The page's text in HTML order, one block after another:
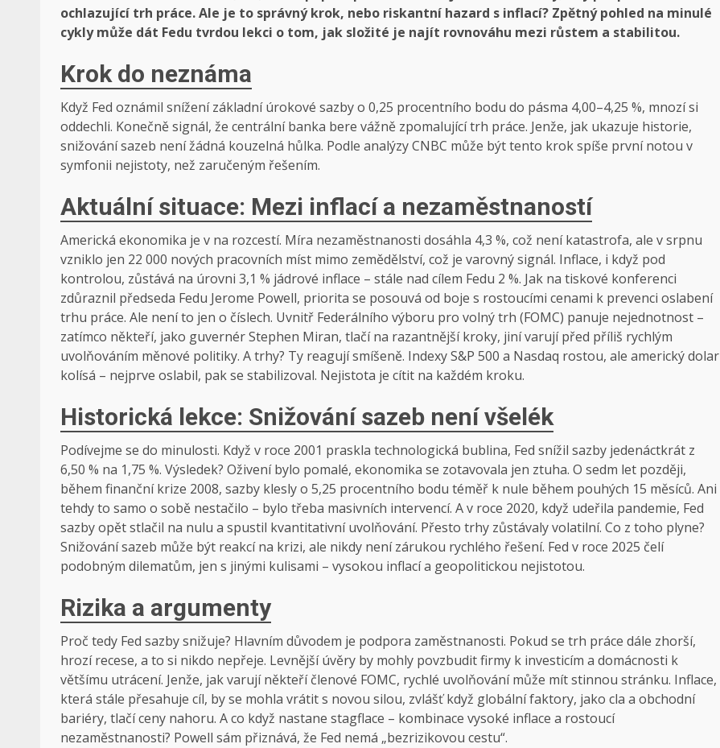
ochlazující trh práce. Ale je to správný krok, nebo riskantní hazard s inflací? Zpětný pohled na minulé
cykly může dát Fedu tvrdou lekci o tom, jak složité je najít rovnováhu mezi růstem a stabilitou.
Krok do neznáma
Když Fed oznámil snížení základní úrokové sazby o 0,25 procentního bodu do pásma 4,00–4,25 %, mnozí si
oddechli. Konečně signál, že centrální banka bere vážně zpomalující trh práce. Jenže, jak ukazuje historie,
snižování sazeb není žádná kouzelná hůlka. Podle analýzy CNBC může být tento krok spíše první notou v
symfonii nejistoty, než zaručeným řešením.
Aktuální situace: Mezi inflací a nezaměstnaností
Americká ekonomika je v na rozcestí. Míra nezaměstnanosti dosáhla 4,3 %, což není katastrofa, ale v srpnu
vzniklo jen 22 000 nových pracovních míst mimo zemědělství, což je varovný signál. Inflace, i když pod
kontrolou, zůstává na úrovni 3,1 % jádrové inflace – stále nad cílem Fedu 2 %. Jak na tiskové konferenci
zdůraznil předseda Fedu Jerome Powell, priorita se posouvá od boje s rostoucími cenami k prevenci oslabení
trhu práce. Ale není to jen o číslech. Uvnitř Federálního výboru pro volný trh (FOMC) panuje nejednotnost –
zatímco někteří, jako guvernér Stephen Miran, tlačí na razantnější kroky, jiní varují před příliš rychlým
uvolňováním měnové politiky. A trhy? Ty reagují smíšeně. Indexy S&P 500 a Nasdaq rostou, ale americký dolar
kolísá – nejprve oslabil, pak se stabilizoval. Nejistota je cítit na každém kroku.
Historická lekce: Snižování sazeb není všelék
Podívejme se do minulosti. Když v roce 2001 praskla technologická bublina, Fed snížil sazby jedenáctkrát z
6,50 % na 1,75 %. Výsledek? Oživení bylo pomalé, ekonomika se zotavovala jen ztuha. O sedm let později,
během finanční krize 2008, sazby klesly o 5,25 procentního bodu téměř k nule během pouhých 15 měsíců. Ani
tehdy to samo o sobě nestačilo – bylo třeba masivních intervencí. A v roce 2020, když udeřila pandemie, Fed
sazby opět stlačil na nulu a spustil kvantitativní uvolňování. Přesto trhy zůstávaly volatilní. Co z toho plyne?
Snižování sazeb může být reakcí na krizi, ale nikdy není zárukou rychlého řešení. Fed v roce 2025 čelí
podobným dilematům, jen s jinými kulisami – vysokou inflací a geopolitickou nejistotou.
Rizika a argumenty
Proč tedy Fed sazby snižuje? Hlavním důvodem je podpora zaměstnanosti. Pokud se trh práce dále zhorší,
hrozí recese, a to si nikdo nepřeje. Levnější úvěry by mohly povzbudit firmy k investicím a domácnosti k
většímu utrácení. Jenže, jak varují někteří členové FOMC, rychlé uvolňování může mít stinnou stránku. Inflace,
která stále přesahuje cíl, by se mohla vrátit s novou silou, zvlášť když globální faktory, jako cla a obchodní
bariéry, tlačí ceny nahoru. A co když nastane stagflace – kombinace vysoké inflace a rostoucí
nezaměstnanosti? Powell sám přiznává, že Fed nemá „bezrizikovou cestu“.